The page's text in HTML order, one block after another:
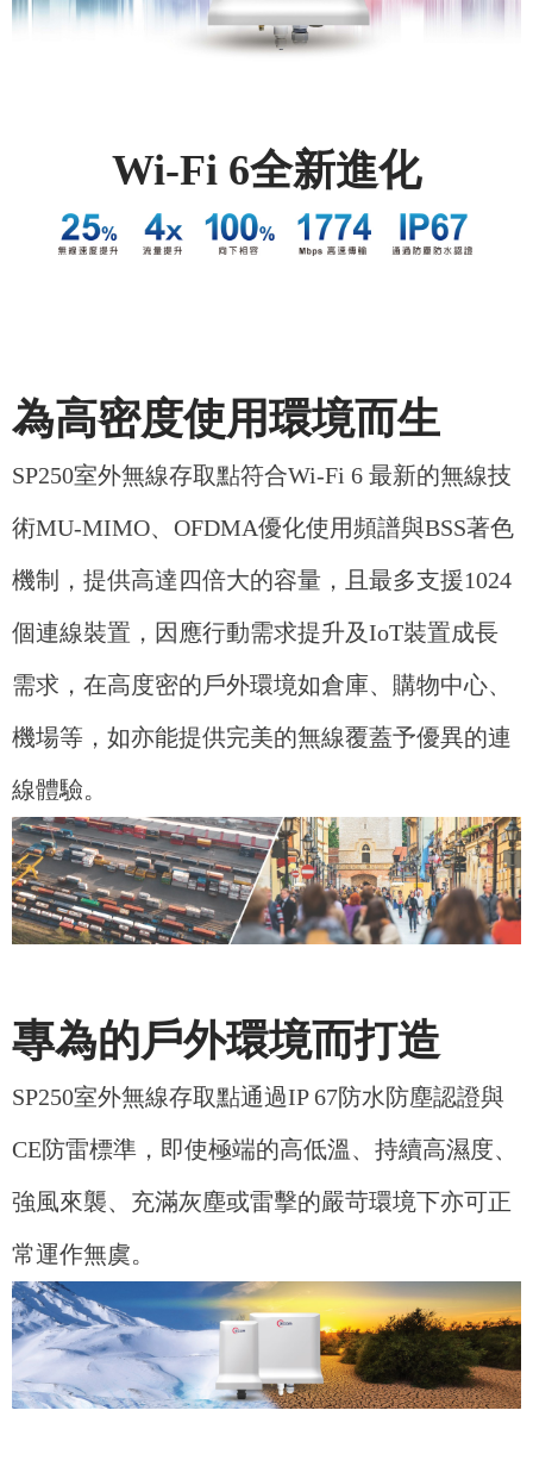
Wi-Fi 6全新進化
為高密度使用環境而生
SP250室外無線存取點符合Wi-Fi 6 最新的無線技
術MU-MIMO、OFDMA優化使用頻譜與BSS著色
機制，提供高達四倍大的容量，且最多支援1024
個連線裝置，因應行動需求提升及IoT裝置成長
需求，在高度密的戶外環境如倉庫、購物中心、
機場等，如亦能提供完美的無線覆蓋予優異的連
線體驗。
專為的戶外環境而打造
SP250室外無線存取點通過IP 67防水防塵認證與
CE防雷標準，即使極端的高低溫、持續高濕度、
強風來襲、充滿灰塵或雷擊的嚴苛環境下亦可正
常運作無虞。